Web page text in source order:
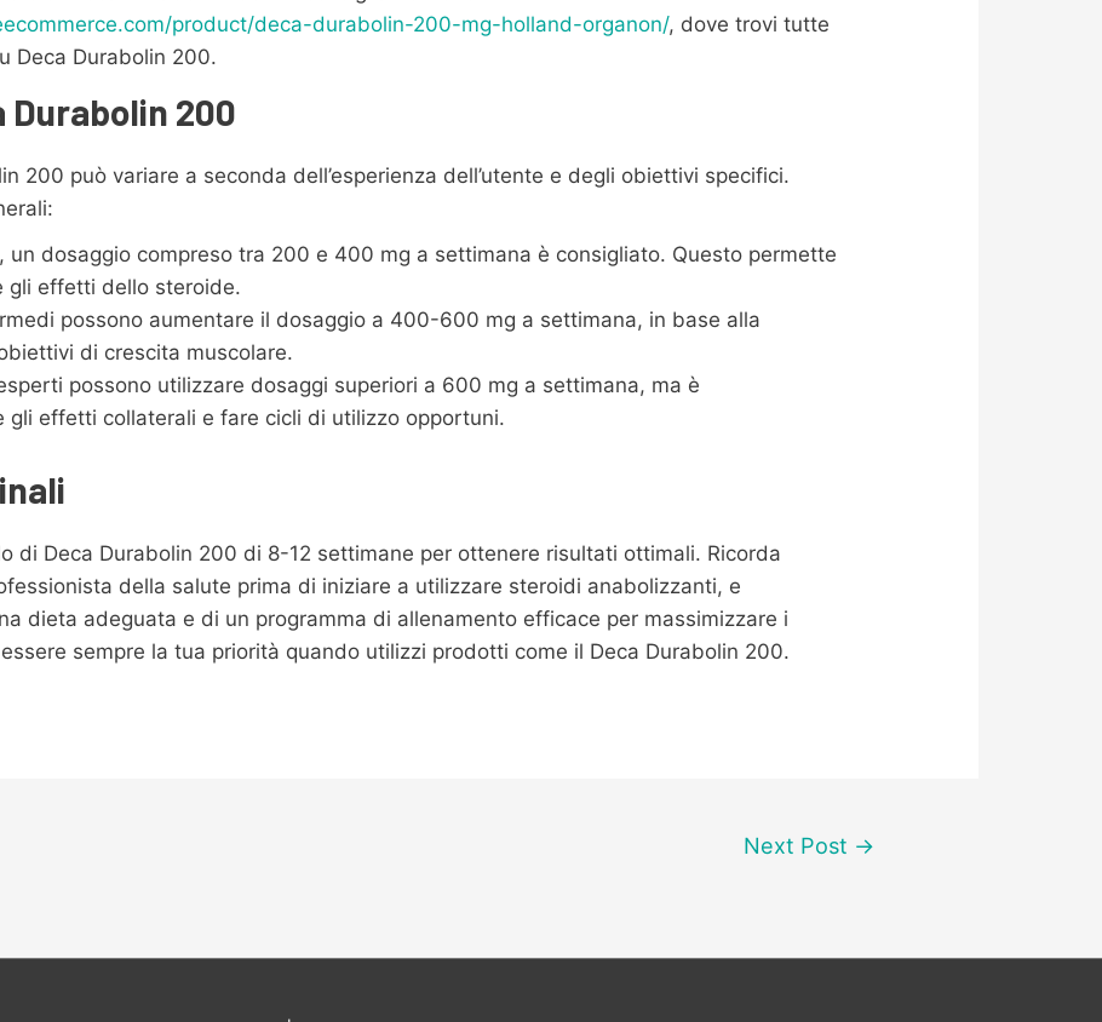
product/deca-durabolin-200-mg-holland-organon/, dove trovi tutte
Deca Durabolin 200.
Durabolin 200
200 può variare a seconda dell’esperienza dell’utente e degli obiettivi specifici.
un dosaggio compreso tra 200 e 400 mg a settimana è consigliato. Questo permette
gli effetti dello steroide.
possono aumentare il dosaggio a 400-600 mg a settimana, in base alla
di crescita muscolare.
possono utilizzare dosaggi superiori a 600 mg a settimana, ma è
gli effetti collaterali e fare cicli di utilizzo opportuni.
di Deca Durabolin 200 di 8-12 settimane per ottenere risultati ottimali. Ricorda
della salute prima di iniziare a utilizzare steroidi anabolizzanti, e
dieta adeguata e di un programma di allenamento efficace per massimizzare i
sempre la tua priorità quando utilizzi prodotti come il Deca Durabolin 200.
Next Post →